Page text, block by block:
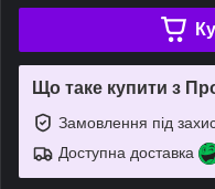
Що таке купити з
Замовлення під
Доступна доставка